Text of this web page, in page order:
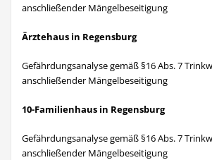
anschließender Mängelbeseitigung
Ärztehaus in Regensburg
Gefährdungsanalyse gemäß §16 Abs. 7
anschließender Mängelbeseitigung
10-Familienhaus in Regensburg
Gefährdungsanalyse gemäß §16 Abs. 7
anschließender Mängelbeseitigung